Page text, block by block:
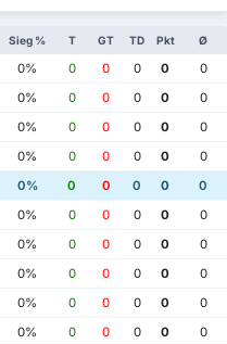
Sieg % T GT TD Pkt Ø
0% 0 0 0 0
0
0% 0 0 0 0
0
0% 0 0 0 0
0
0% 0 0 0 0
0
0% 0 0 0 0
0
0% 0 0 0 0
0
0% 0 0 0 0
0
0% 0 0 0 0
0
0% 0 0 0 0
0
0% 0 0 0 0
0